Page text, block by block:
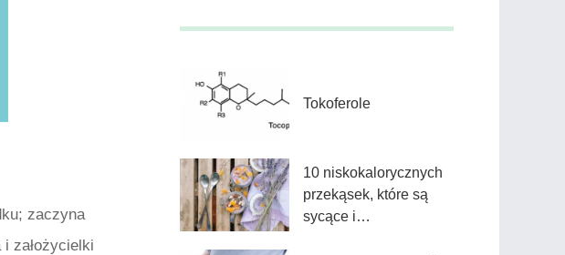
zaczyna
założycielki
Tokoferole
10 niskokalorycznych
przekąsek, które są
sycące i